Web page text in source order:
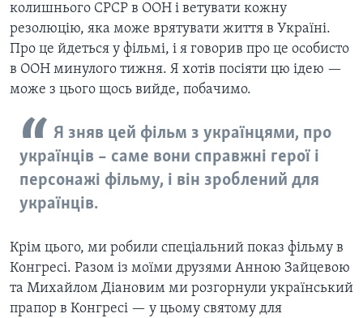
колишнього СРСР в ООН і ветувати кожну
резолюцію, яка може врятувати життя в Україні.
Про це йдеться у фільмі, і я говорив про це особисто
в ООН минулого тижня. Я хотів посіяти цю ідею —
може з цього щось вийде, побачимо.
Я зняв цей фільм з українцями, про
українців – саме вони справжні герої і
персонажі фільму, і він зроблений для
українців.
Крім цього, ми робили спеціальний показ фільму в
Конгресі. Разом із моїми друзями Анною Зайцевою
та Михайлом Діановим ми розгорнули український
прапор в Конгресі — у цьому святому для